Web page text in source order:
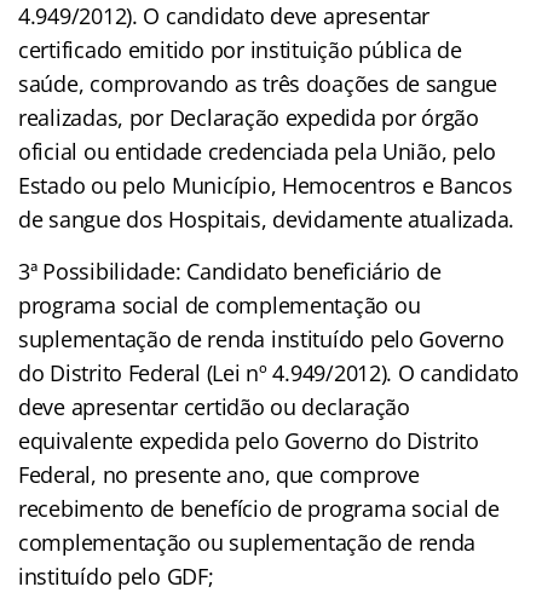
4.949/2012). O candidato deve apresentar
certificado emitido por instituição pública de
saúde, comprovando as três doações de sangue
realizadas, por Declaração expedida por órgão
oficial ou entidade credenciada pela União, pelo
Estado ou pelo Município, Hemocentros e Bancos
de sangue dos Hospitais, devidamente atualizada.
3ª Possibilidade: Candidato beneficiário de
programa social de complementação ou
suplementação de renda instituído pelo Governo
do Distrito Federal (Lei nº 4.949/2012). O candidato
deve apresentar certidão ou declaração
equivalente expedida pelo Governo do Distrito
Federal, no presente ano, que comprove
recebimento de benefício de programa social de
complementação ou suplementação de renda
instituído pelo GDF;